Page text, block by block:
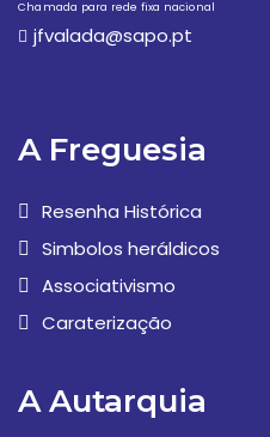
Chamada para rede fixa nacional
jfvalada@sapo.pt
A Freguesia
Resenha Histórica
Simbolos heráldicos
Associativismo
Caraterização
A Autarquia